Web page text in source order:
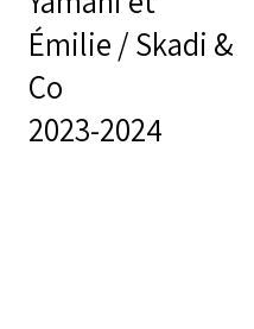
Émilie / Skadi &
Co
2023-2024